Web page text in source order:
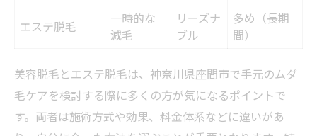
エステ脱毛
一時的な
減毛
リーズナ
ブル
多め（長期
間）
美容脱毛とエステ脱毛は、神奈川県座間市で手元のムダ
毛ケアを検討する際に多くの方が気になるポイントで
す。両者は施術方式や効果、料金体系などに違いがあ